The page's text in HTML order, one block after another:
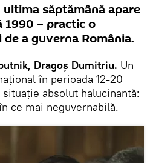
săptămână apare
1990 – practic o
a guverna România.
Dragoș Dumitriu. Un
în perioada 12-20
situație absolut halucinantă:
ce mai neguvernabilă.